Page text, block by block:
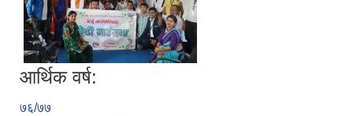
आर्थिक वर्ष:
७६/७७